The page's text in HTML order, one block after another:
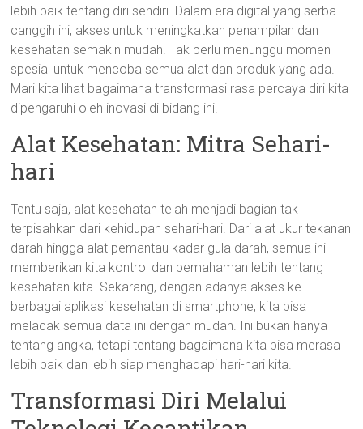
lebih baik tentang diri sendiri. Dalam era digital yang serba
canggih ini, akses untuk meningkatkan penampilan dan
kesehatan semakin mudah. Tak perlu menunggu momen
spesial untuk mencoba semua alat dan produk yang ada.
Mari kita lihat bagaimana transformasi rasa percaya diri kita
dipengaruhi oleh inovasi di bidang ini.
Alat Kesehatan: Mitra Sehari-
hari
Tentu saja, alat kesehatan telah menjadi bagian tak
terpisahkan dari kehidupan sehari-hari. Dari alat ukur tekanan
darah hingga alat pemantau kadar gula darah, semua ini
memberikan kita kontrol dan pemahaman lebih tentang
kesehatan kita. Sekarang, dengan adanya akses ke
berbagai aplikasi kesehatan di smartphone, kita bisa
melacak semua data ini dengan mudah. Ini bukan hanya
tentang angka, tetapi tentang bagaimana kita bisa merasa
lebih baik dan lebih siap menghadapi hari-hari kita.
Transformasi Diri Melalui